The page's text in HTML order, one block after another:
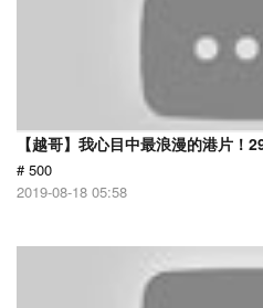
【越哥】我心目中最浪漫的港片！
# 500
2019-08-18 05:58